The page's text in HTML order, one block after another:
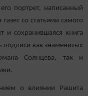
портрет, написанный
со статьями самого
и сохранившаяся книга
подписи как знаменитых
Солнцева, так и
о влиянии Рашита